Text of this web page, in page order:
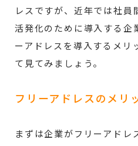
レスですが、近年では社員
活発化のために導入する企
ーアドレスを導入するメリ
て見てみましょう。
フリーアドレスのメリ
まずは企業がフリーアドレ